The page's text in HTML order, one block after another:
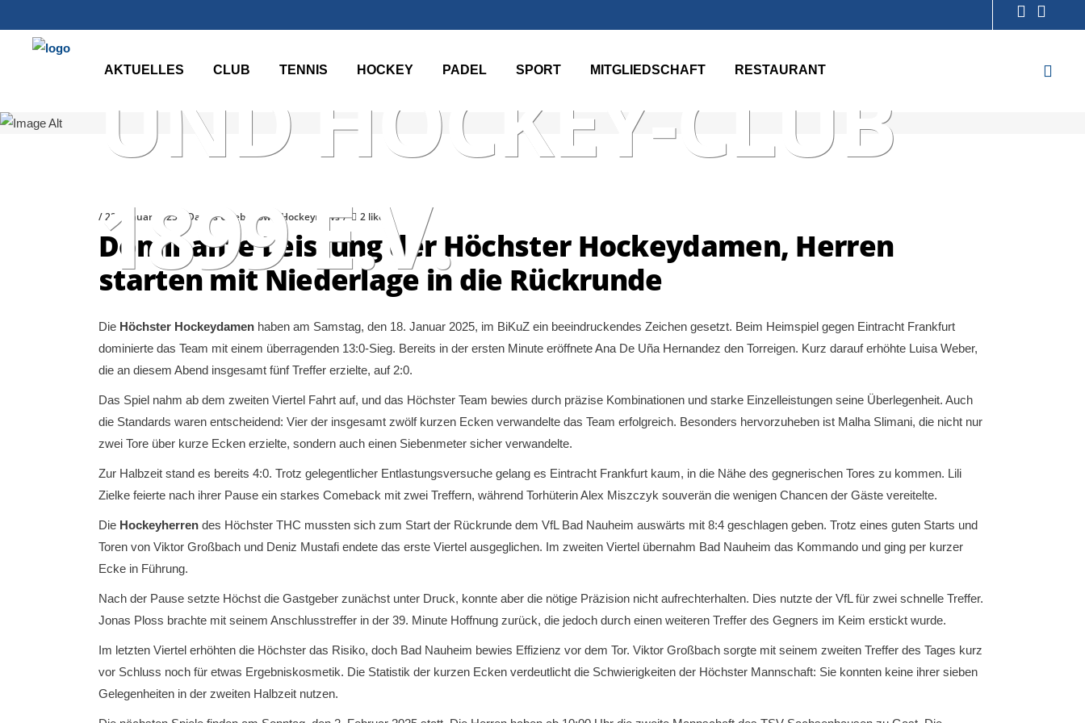
AKTUELLES CLUB TENNIS HOCKEY PADEL SPORT MITGLIEDSCHAFT RESTAURANT
UND HOCKEY-CLUB
1899 E.V.
22. Januar 2025 Darius Griebenow Hockeynews 2 likes
Dominante Leistung der Höchster Hockeydamen, Herren
starten mit Niederlage in die Rückrunde
Die Höchster Hockeydamen haben am Samstag, den 18. Januar 2025, im BiKuZ ein beeindruckendes Zeichen gesetzt. Beim Heimspiel gegen Eintracht Frankfurt
dominierte das Team mit einem überragenden 13:0-Sieg. Bereits in der ersten Minute eröffnete Ana De Uña Hernandez den Torreigen. Kurz darauf erhöhte Luisa Weber,
die an diesem Abend insgesamt fünf Treffer erzielte, auf 2:0.
Das Spiel nahm ab dem zweiten Viertel Fahrt auf, und das Höchster Team bewies durch präzise Kombinationen und starke Einzelleistungen seine Überlegenheit. Auch
die Standards waren entscheidend: Vier der insgesamt zwölf kurzen Ecken verwandelte das Team erfolgreich. Besonders hervorzuheben ist Malha Slimani, die nicht nur
zwei Tore über kurze Ecken erzielte, sondern auch einen Siebenmeter sicher verwandelte.
Zur Halbzeit stand es bereits 4:0. Trotz gelegentlicher Entlastungsversuche gelang es Eintracht Frankfurt kaum, in die Nähe des gegnerischen Tores zu kommen. Lili
Zielke feierte nach ihrer Pause ein starkes Comeback mit zwei Treffern, während Torhüterin Alex Miszczyk souverän die wenigen Chancen der Gäste vereitelte.
Die Hockeyherren des Höchster THC mussten sich zum Start der Rückrunde dem VfL Bad Nauheim auswärts mit 8:4 geschlagen geben. Trotz eines guten Starts und
Toren von Viktor Großbach und Deniz Mustafi endete das erste Viertel ausgeglichen. Im zweiten Viertel übernahm Bad Nauheim das Kommando und ging per kurzer
Ecke in Führung.
Nach der Pause setzte Höchst die Gastgeber zunächst unter Druck, konnte aber die nötige Präzision nicht aufrechterhalten. Dies nutzte der VfL für zwei schnelle Treffer.
Jonas Ploss brachte mit seinem Anschlusstreffer in der 39. Minute Hoffnung zurück, die jedoch durch einen weiteren Treffer des Gegners im Keim erstickt wurde.
Im letzten Viertel erhöhten die Höchster das Risiko, doch Bad Nauheim bewies Effizienz vor dem Tor. Viktor Großbach sorgte mit seinem zweiten Treffer des Tages kurz
vor Schluss noch für etwas Ergebniskosmetik. Die Statistik der kurzen Ecken verdeutlicht die Schwierigkeiten der Höchster Mannschaft: Sie konnten keine ihrer sieben
Gelegenheiten in der zweiten Halbzeit nutzen.